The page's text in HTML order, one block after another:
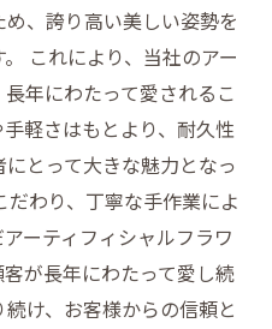
、誇り高い美しい姿勢を
これにより、当社のアー
年にわたって愛されるこ
軽さはもとより、耐久性
とって大きな魅力となっ
わり、丁寧な手作業によ
ーティフィシャルフラワ
が長年にわたって愛し続
け、お客様からの信頼と